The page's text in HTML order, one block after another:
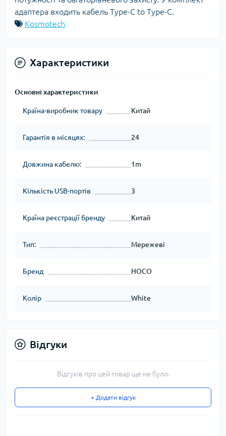
адаптера входить кабель Type-C to Type-C.
Kosmotech
Характеристики
Основні характеристики
Країна-виробник товару Китай
Гарантія в місяцях: 24
Довжина кабелю: 1m
Кількість USB-портів 3
Країна реєстрації бренду Китай
Тип: Мережеві
Бренд HOCO
Колір White
Відгуки
Відгуків про цей товар ще не було.
+ Додати відгук